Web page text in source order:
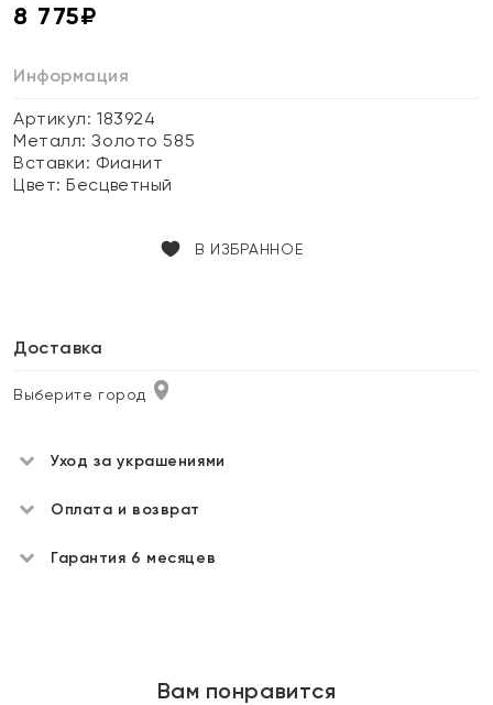
8 775₽
Информация
Артикул: 183924
Металл:Золото 585
Вставки: Фианит
Цвет:Бесцветный
В ИЗБРАННОЕ
Доставка
Выберите город
Уход за украшениями
Оплата и возврат
Гарантия 6 месяцев
Вам понравится